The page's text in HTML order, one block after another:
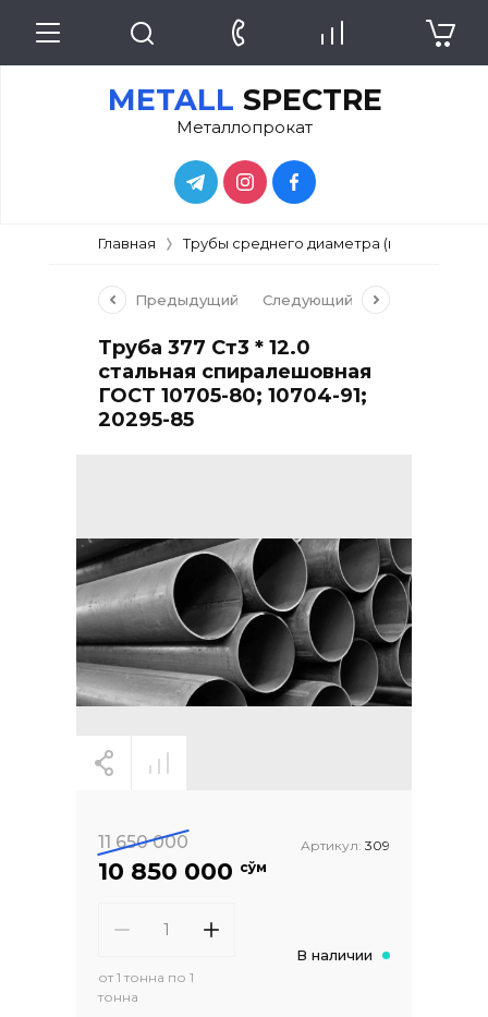
METALL SPECTRE
Металлопрокат
Главная Трубы среднего диаметра (не более
Предыдущий Следующий
Труба 377 Ст3 * 12.0
стальная спиралешовная
ГОСТ 10705-80; 10704-91;
20295-85
11 650 000
10 850 000 сўм
Артикул: 309
от 1 тонна по 1
тонна
В наличии